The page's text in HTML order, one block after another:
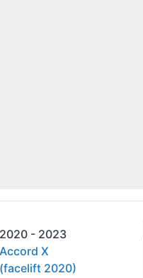
2020 - 2023
Accord X
(facelift 2020)